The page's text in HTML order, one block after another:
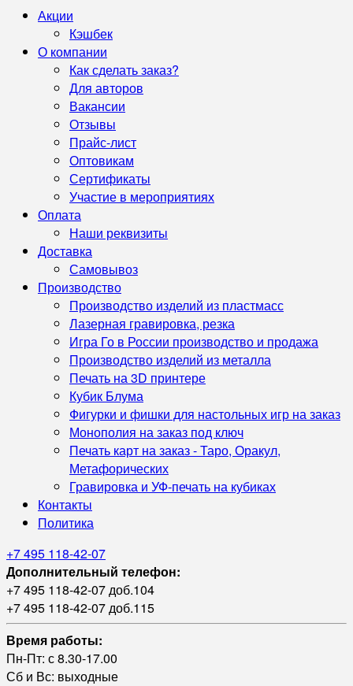
Акции
Кэшбек
О компании
Как сделать заказ?
Для авторов
Вакансии
Отзывы
Прайс-лист
Оптовикам
Сертификаты
Участие в мероприятиях
Оплата
Наши реквизиты
Доставка
Самовывоз
Производство
Производство изделий из пластмасс
Лазерная гравировка, резка
Игра Го в России производство и продажа
Производство изделий из металла
Печать на 3D принтере
Кубик Блума
Фигурки и фишки для настольных игр на заказ
Монополия на заказ под ключ
Печать карт на заказ - Таро, Оракул,
Метафорических
Гравировка и УФ‑печать на кубиках
Контакты
Политика
+7 495 118-42-07
Дополнительный телефон:
+7 495 118-42-07 доб.104
+7 495 118-42-07 доб.115
Время работы:
Пн-Пт: с 8.30-17.00
Сб и Вс: выходные